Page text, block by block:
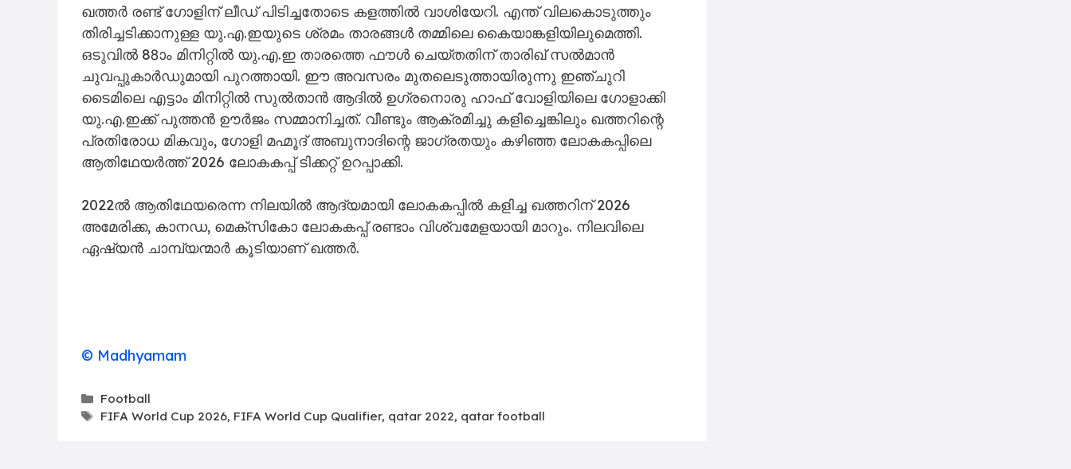
ഖത്തർ രണ്ട് ഗോളിന് ലീഡ് പിടിച്ചതോടെ കളത്തി​ൽ വാശിയേറി. എന്ത് വിലകൊടുത്തും
തിരിച്ചടിക്കാനുള്ള യു.എ.ഇയുടെ ശ്രമം താരങ്ങൾ തമ്മിലെ കൈയാങ്കളിയിലു​മെത്തി.
ഒടുവിൽ 88ാം മിനിറ്റിൽ യു.എ.ഇ താരത്തെ ഫൗൾ ചെയ്തതിന് താരിഖ് സൽമാൻ
ചുവപ്പുകാർഡുമായി പുറത്തായി. ഈ അവസരം മുതലെടുത്തായിരുന്നു ഇഞ്ചുറി
ടൈമിലെ എട്ടാം മിനിറ്റിൽ സുൽതാൻ ആദിൽ ഉഗ്രനൊരു ഹാഫ് വോളിയിലെ ഗോളാക്കി
യു.എ.ഇക്ക് പുത്തൻ ഊർജം സമ്മാനിച്ചത്. വീണ്ടും ആക്രമിച്ചു കളിച്ചെങ്കിലും ​ഖത്തറിന്റെ
പ്രതിരോധ മികവും, ഗോളി മഹ്മൂദ് അബുനാദിന്റെ ജാഗ്രതയും കഴിഞ്ഞ ലോകകപ്പിലെ
ആതിഥേയർത്ത് 2026 ലോകകപ്പ് ടിക്കറ്റ് ഉറപ്പാക്കി.
2022ൽ ആതിഥേയരെന്ന നിലയിൽ ആദ്യമായി ലോകകപ്പിൽ കളിച്ച ഖത്തറിന് 2026
അമേരിക്ക, കാനഡ, മെക്സികോ ലോകകപ്പ് രണ്ടാം വിശ്വമേളയായി മാറും. നിലവിലെ
ഏഷ്യൻ ചാമ്പ്യന്മാർ കൂടിയാണ് ഖത്തർ.
© Madhyamam
Categories
Football
Tags
FIFA World Cup 2026, FIFA World Cup Qualifier, qatar 2022, qatar football